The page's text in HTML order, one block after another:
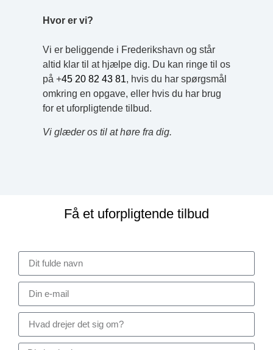
Hvor er vi?
Vi er beliggende i Frederikshavn og står
altid klar til at hjælpe dig. Du kan ringe til os
på +45 20 82 43 81, hvis du har spørgsmål
omkring en opgave, eller hvis du har brug
for et uforpligtende tilbud.
Vi glæder os til at høre fra dig.
Få et uforpligtende tilbud